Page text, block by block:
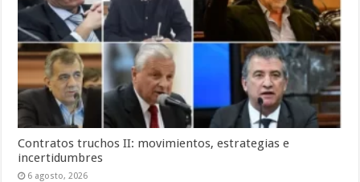
Contratos truchos II: movimientos, estrategias e
incertidumbres
6 agosto, 2026